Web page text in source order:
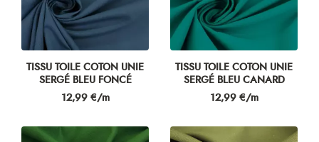
TISSU TOILE COTON UNIE
SERGÉ BLEU FONCÉ
Prix
12,99 €/m
TISSU TOILE COTON UNIE
SERGÉ BLEU CANARD
Prix
12,99 €/m